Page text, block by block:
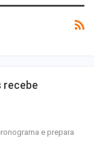
recebe
e prepara
Polícia Civil investiga
Câmara de Itabaianinha
abre concurso com
Filarmônica de Itabaiana